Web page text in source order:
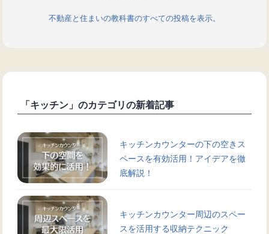
不動産と住まいの教科書のすべての投稿を表示。
「キッチン」のカテゴリの新着記事
キッチンカウンターの下の空きス
ペースを有効活用！アイデアを徹
底解説！
キッチンカウンター周辺のスペー
スを活用する収納テクニック